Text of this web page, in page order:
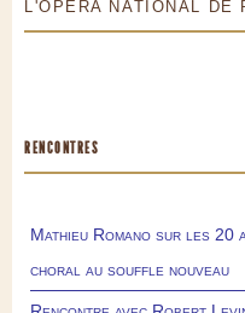
L'OPÉRA NATIONAL DE
RENCONTRES
Mathieu Romano sur les 20
choral au souffle nouveau